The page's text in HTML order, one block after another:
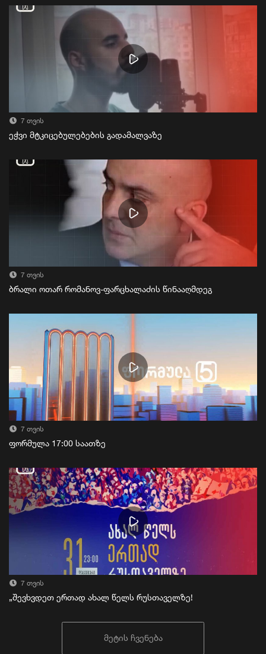
7 თვის
ეჭვი მტკიცებულებების გადამალვაზე
7 თვის
ბრალი ოთარ რომანოვ-ფარცხალაძის წინააღმდეგ
7 თვის
ფორმულა 17:00 საათზე
7 თვის
„შევხვდეთ ერთად ახალ წელს რუსთაველზე!
მეტის ჩვენება